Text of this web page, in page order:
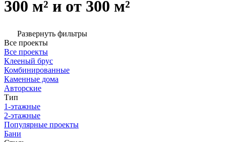
300 м² и от 300 м²
Развернуть фильтры
Все проекты
Все проекты
Клееный брус
Комбинированные
Каменные дома
Авторские
Тип
1-этажные
2-этажные
Популярные проекты
Бани